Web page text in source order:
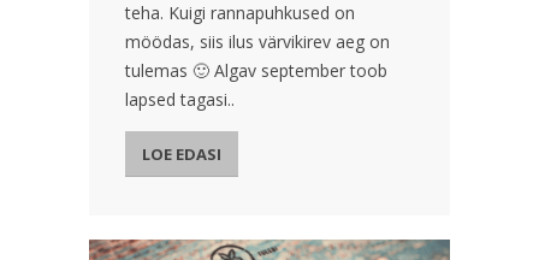
teha. Kuigi rannapuhkused on
möödas, siis ilus värvikirev aeg on
tulemas 🙂 Algav september toob
lapsed tagasi..
LOE EDASI